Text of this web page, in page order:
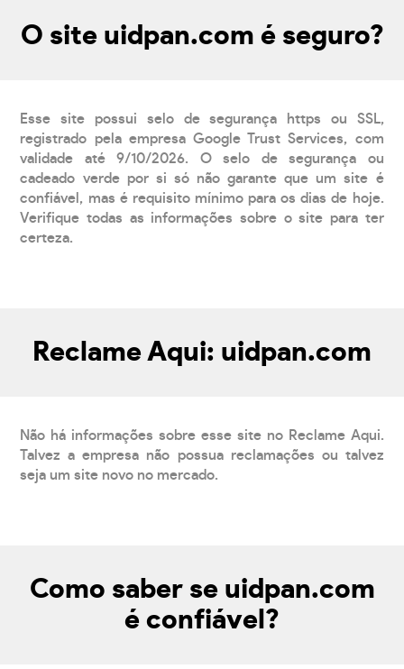
O site uidpan.com é seguro?
Esse site possui selo de segurança https ou SSL,
registrado pela empresa Google Trust Services, com
validade até 9/10/2026. O selo de segurança ou
cadeado verde por si só não garante que um site é
confiável, mas é requisito mínimo para os dias de hoje.
Verifique todas as informações sobre o site para ter
certeza.
Reclame Aqui: uidpan.com
Não há informações sobre esse site no Reclame Aqui.
Talvez a empresa não possua reclamações ou talvez
seja um site novo no mercado.
Como saber se uidpan.com
é confiável?